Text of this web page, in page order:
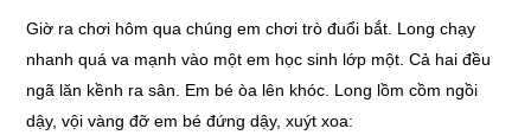
Giờ ra chơi hôm qua chúng em chơi trò đuổi bắt. Long chạy
nhanh quá va mạnh vào một em học sinh lớp một. Cả hai đều
ngã lăn kềnh ra sân. Em bé òa lên khóc. Long lồm cồm ngồi
dậy, vội vàng đỡ em bé đứng dậy, xuýt xoa: